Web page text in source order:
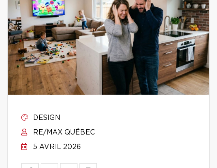
DESIGN
RE/MAX QUÉBEC
5 AVRIL 2026